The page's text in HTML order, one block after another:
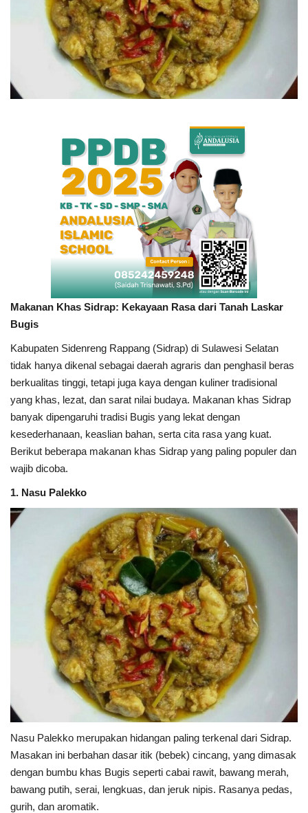
Lifestyle
Olahraga
Catatan Tarbiyah
Teknologi
Makanan Khas Sidrap: Kekayaan Rasa dari Tanah Laskar
Bugis
Kabupaten Sidenreng Rappang (Sidrap) di Sulawesi Selatan
tidak hanya dikenal sebagai daerah agraris dan penghasil beras
berkualitas tinggi, tetapi juga kaya dengan kuliner tradisional
yang khas, lezat, dan sarat nilai budaya. Makanan khas Sidrap
banyak dipengaruhi tradisi Bugis yang lekat dengan
kesederhanaan, keaslian bahan, serta cita rasa yang kuat.
Berikut beberapa makanan khas Sidrap yang paling populer dan
wajib dicoba.
1. Nasu Palekko
Nasu Palekko merupakan hidangan paling terkenal dari Sidrap.
Masakan ini berbahan dasar itik (bebek) cincang, yang dimasak
dengan bumbu khas Bugis seperti cabai rawit, bawang merah,
bawang putih, serai, lengkuas, dan jeruk nipis. Rasanya pedas,
gurih, dan aromatik.